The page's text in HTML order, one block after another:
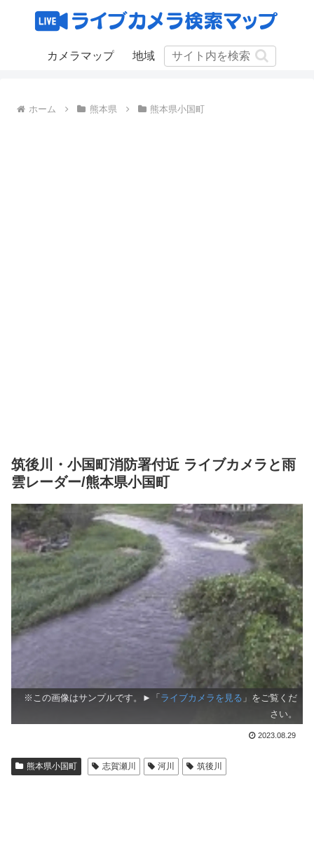
カメラマップ 地域
ホーム 熊本県 熊本県小国町
筑後川・小国町消防署付近 ライブカメラと雨
雲レーダー/熊本県小国町
※この画像はサンプルです。►「 ライブカメラを見る 」をご覧くだ
さい。
2023.08.29
熊本県小国町 志賀瀬川 河川 筑後川